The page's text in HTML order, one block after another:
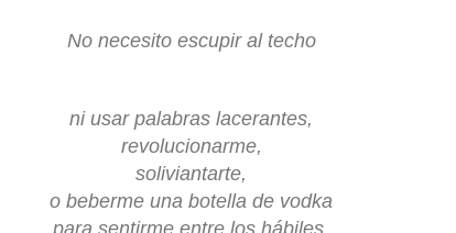
No necesito escupir al techo
ni usar palabras lacerantes,
revolucionarme,
soliviantarte,
o beberme una botella de vodka
para sentirme entre los hábiles.